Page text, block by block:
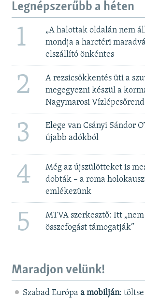
Legnépszerűbb a héten
1
„A halottak oldalán nem
mondja a harctéri
elszállító önkéntes
2
A rezsicsökkentés üti a
megegyezni készül a
Nagymarosi
3
Elege van Csányi Sándor
újabb adókból
4
Még az újszülötteket is
dobták – a roma
emlékezünk
5
MTVA szerkesztő: Itt
összefogást támogatják”
Maradjon velünk!
Szabad Európa a mobilján: